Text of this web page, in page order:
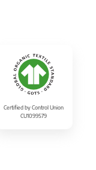
Certified by Control Union
CU1099579